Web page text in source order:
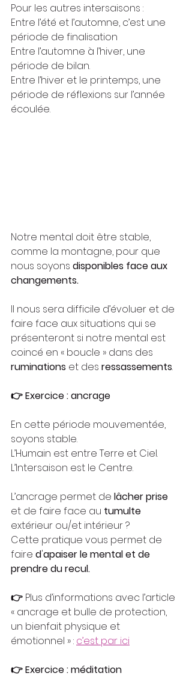
Pour les autres intersaisons :
Entre l’été et l’automne, c’est une
période de finalisation
Entre l’automne à l’hiver, une
période de bilan.
Entre l’hiver et le printemps, une
période de réflexions sur l’année
écoulée.
Notre mental doit être stable,
comme la montagne, pour que
nous soyons disponibles face aux
changements.
Il nous sera difficile d’évoluer et de
faire face aux situations qui se
présenteront si notre mental est
coincé en « boucle » dans des
ruminations et des ressassements.
👉Exercice : ancrage
En cette période mouvementée,
soyons stable.
L’Humain est entre Terre et Ciel.
L’Intersaison est le Centre.
L’ancrage permet de lâcher prise
et de faire face au tumulte
extérieur ou/et intérieur ?
Cette pratique vous permet de
faire d'apaiser le mental et de
prendre du recul.
👉 Plus d’informations avec l’article
« ancrage et bulle de protection,
un bienfait physique et
émotionnel » : c’est par ici
👉Exercice : méditation